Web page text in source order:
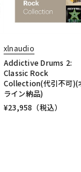
xlnaudio
Addictive Drums 2:
Classic Rock
Collection(代引不可)(
ライン納品)
¥23,958 （税込）